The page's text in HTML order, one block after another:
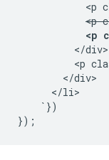
<p
<p
<p
          </div>
<p
        </div>
      </li>
    `})